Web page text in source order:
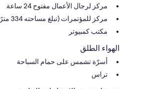
مركز لرجال الأعمال مفتوح 24 ساعة
مركز للمؤتمرات (تبلغ مساحته 334 مترًا مربعًا)
مكتب كمبيوتر
الهواء الطلق
أسرّة تشمس على حمام السباحة
تراس